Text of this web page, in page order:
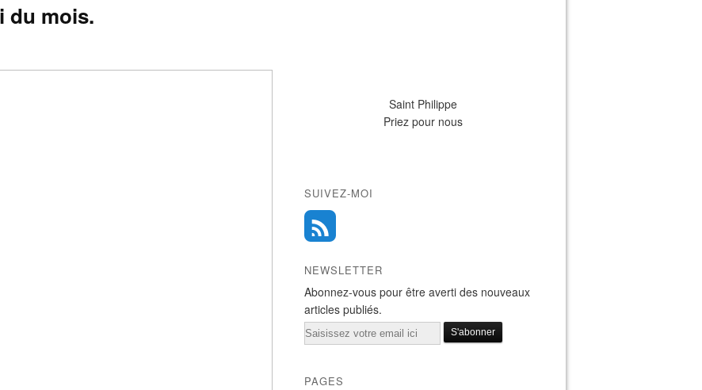
du mois.
Saint Philippe
Priez pour nous
SUIVEZ-MOI
NEWSLETTER
Abonnez-vous pour être averti des nouveaux
articles publiés.
Email
PAGES